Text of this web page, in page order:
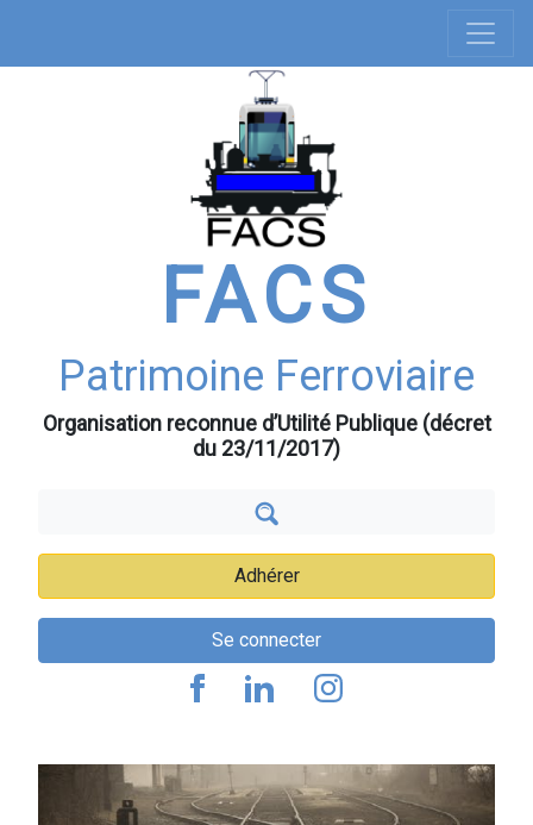
contenu
FACS
Patrimoine Ferroviaire
Organisation reconnue d’Utilité Publique (décret
du 23/11/2017)
Adhérer
Se connecter
principale